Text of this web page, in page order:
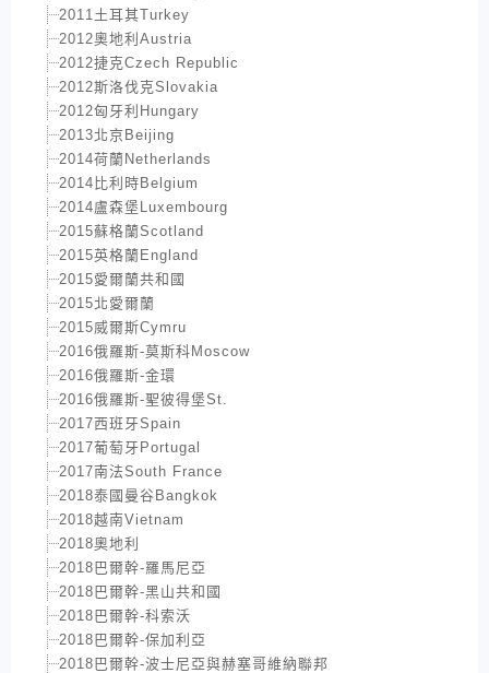
2011土耳其Turkey
2012奧地利Austria
2012捷克Czech Republic
2012斯洛伐克Slovakia
2012匈牙利Hungary
2013北京Beijing
2014荷蘭Netherlands
2014比利時Belgium
2014盧森堡Luxembourg
2015蘇格蘭Scotland
2015英格蘭England
2015愛爾蘭共和國
2015北愛爾蘭
2015威爾斯Cymru
2016俄羅斯-莫斯科Moscow
2016俄羅斯-金環
2016俄羅斯-聖彼得堡St.
2017西班牙Spain
2017葡萄牙Portugal
2017南法South France
2018泰國曼谷Bangkok
2018越南Vietnam
2018奧地利
2018巴爾幹-羅馬尼亞
2018巴爾幹-黑山共和國
2018巴爾幹-科索沃
2018巴爾幹-保加利亞
2018巴爾幹-波士尼亞與赫塞哥維納聯邦